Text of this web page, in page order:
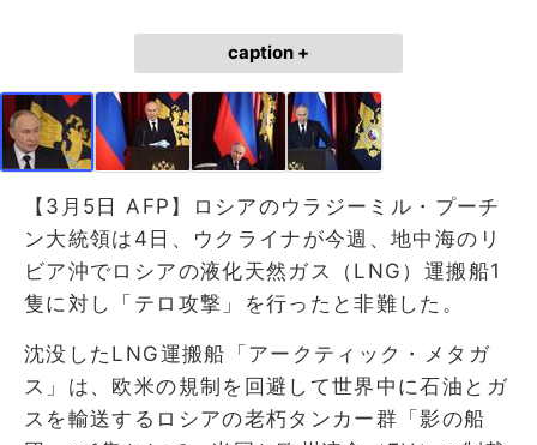
caption +
【3月5日 AFP】ロシアのウラジーミル・プーチ
ン大統領は4日、ウクライナが今週、地中海のリ
ビア沖でロシアの液化天然ガス（LNG）運搬船1
隻に対し「テロ攻撃」を行ったと非難した。
沈没したLNG運搬船「アークティック・メタガ
ス」は、欧米の規制を回避して世界中に石油とガ
スを輸送するロシアの老朽タンカー群「影の船